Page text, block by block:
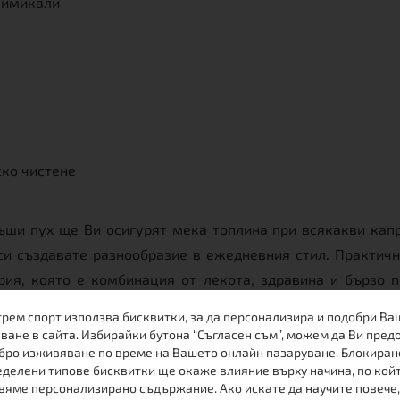
чистене
пух ще Ви осигурят мека топлина при всякакви
създавате разнообразие в ежедневния стил.
която е комбинация от лекота, здравина и
багаж, а защо не и в дамска чанта - така винаги ще
DOWN Navy/saxe blue е подходящо за туризъм,
спорт използва бисквитки, за да персонализира и подобри
в сайта. Избирайки бутона “Съгласен съм”, можем да Ви
изживяване по време на Вашето онлайн пазаруване.
типове бисквитки ще окаже влияние върху начина, по
персонализирано съдържание. Ако искате да научите